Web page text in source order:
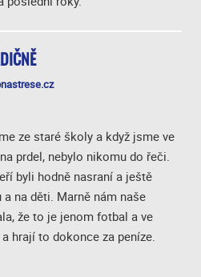
ze staré školy a když jsme ve
prdel, nebylo nikomu do řeči.
byli hodně nasraní a ještě
na děti. Marně nám naše
že to je jenom fotbal a ve
hrají to dokonce za peníze.